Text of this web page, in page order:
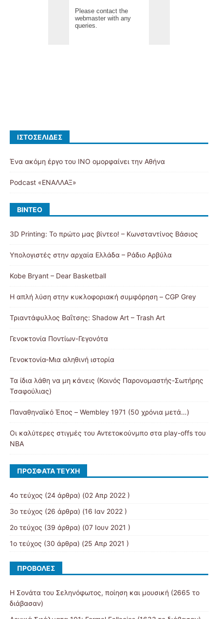
ΙΣΤΟΣΕΛΊΔΕΣ
Ένα ακόμη έργο του ΙΝΟ ομορφαίνει την Αθήνα
Podcast «ΕΝΑΛΛΑΞ»
ΒΊΝΤΕΟ
3D Printing: Το πρώτο μας βίντεο! – Κωνσταντίνος Βάσιος
Υπολογιστές στην αρχαία Ελλάδα – Ράδιο Αρβύλα
Kobe Bryant – Dear Basketball
Η απλή λύση στην κυκλοφοριακή συμφόρηση – CGP Grey
Τριαντάφυλλος Βαΐτσης: Shadow Art – Trash Art
Γενοκτονία Ποντίων-Γεγονότα
Γενοκτονία-Μια αληθινή ιστορία
Τα ίδια λάθη να μη κάνεις (Κοινός Παρονομαστής-Σωτήρης
Τσαφούλιας)
Παναθηναϊκό Έπος – Wembley 1971 (50 χρόνια μετά…)
Οι καλύτερες στιγμές του Αντετοκούνμπο στα play-offs του
NBA
ΠΡΌΣΦΑΤΑ ΤΕΎΧΗ
4ο τεύχος (24 άρθρα) (02 Απρ 2022 )
3ο τεύχος (26 άρθρα) (16 Ιαν 2022 )
2ο τεύχος (39 άρθρα) (07 Ιουν 2021 )
1ο τεύχος (30 άρθρα) (25 Απρ 2021 )
ΠΡΟΒΟΛΈΣ
Η Σονάτα του Σεληνόφωτος, ποίηση και μουσική (2665 το
διάβασαν)